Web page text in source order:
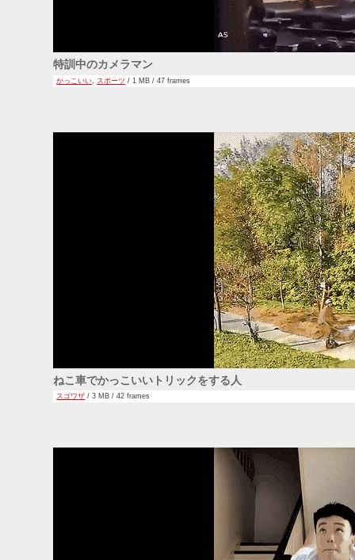
特訓中のカメラマン
かっこいい スポーツ / 1 MB / 47 frames
ねこ車でかっこいいトリックをする人
スゴワザ / 3 MB / 42 frames